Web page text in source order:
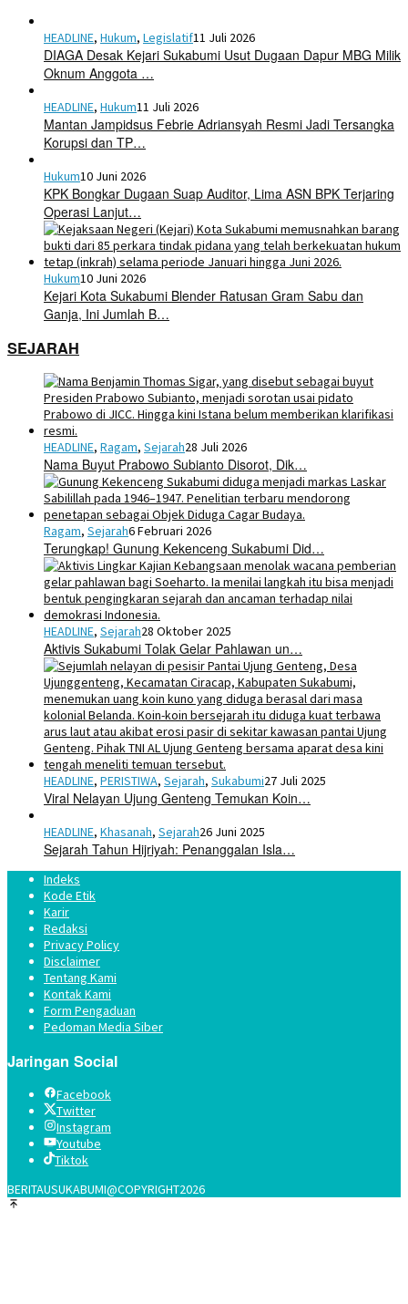
HEADLINE, Hukum, Legislatif11 Juli 2026
DIAGA Desak Kejari Sukabumi Usut Dugaan Dapur MBG Milik
Oknum Anggota …
HEADLINE, Hukum11 Juli 2026
Mantan Jampidsus Febrie Adriansyah Resmi Jadi Tersangka
Korupsi dan TP…
Hukum10 Juni 2026
KPK Bongkar Dugaan Suap Auditor, Lima ASN BPK Terjaring
Operasi Lanjut…
Hukum10 Juni 2026
Kejari Kota Sukabumi Blender Ratusan Gram Sabu dan
Ganja, Ini Jumlah B…
SEJARAH
HEADLINE, Ragam, Sejarah28 Juli 2026
Nama Buyut Prabowo Subianto Disorot, Dik…
Ragam, Sejarah6 Februari 2026
Terungkap! Gunung Kekenceng Sukabumi Did…
HEADLINE, Sejarah28 Oktober 2025
Aktivis Sukabumi Tolak Gelar Pahlawan un…
HEADLINE, PERISTIWA, Sejarah, Sukabumi27 Juli 2025
Viral Nelayan Ujung Genteng Temukan Koin…
HEADLINE, Khasanah, Sejarah26 Juni 2025
Sejarah Tahun Hijriyah: Penanggalan Isla…
Indeks
Kode Etik
Karir
Redaksi
Privacy Policy
Disclaimer
Tentang Kami
Kontak Kami
Form Pengaduan
Pedoman Media Siber
Jaringan Social
Facebook
Twitter
Instagram
Youtube
Tiktok
BERITAUSUKABUMI@COPYRIGHT2026